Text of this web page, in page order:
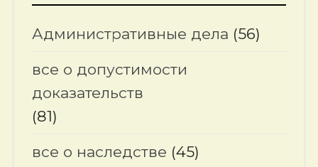
Административные дела (56)
все о допустимости
доказательств
(81)
все о наследстве (45)